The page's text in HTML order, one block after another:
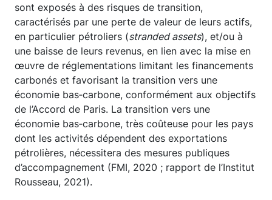
sont exposés à des risques de transition,
caractérisés par une perte de valeur de leurs actifs,
en particulier pétroliers (stranded assets), et/ou à
une baisse de leurs revenus, en lien avec la mise en
œuvre de réglementations limitant les financements
carbonés et favorisant la transition vers une
économie bas‑carbone, conformément aux objectifs
de l’Accord de Paris. La transition vers une
économie bas‑carbone, très coûteuse pour les pays
dont les activités dépendent des exportations
pétrolières, nécessitera des mesures publiques
d’accompagnement (FMI, 2020 ; rapport de l’Institut
Rousseau, 2021).